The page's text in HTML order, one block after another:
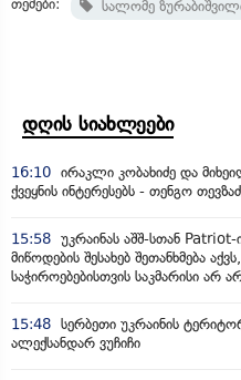
თემები: სალომე
დღის სიახლეები
16:10 ირაკლი კობახიძე და
ქვეყნის ინტერესებს - თენგო
15:58 უკრაინას აშშ-სთან
მიწოდების შესახებ შეთანხმება
საჭიროებებისთვის საკმარისი
15:48 სერბეთი უკრაინის
ალექსანდარ ვუჩიჩი